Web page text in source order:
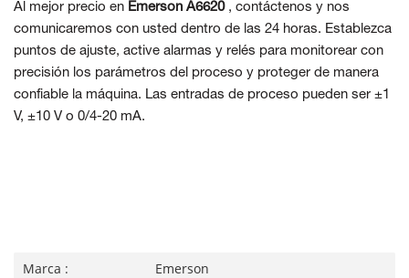
Al mejor precio en Emerson A6620, contáctenos y nos
comunicaremos con usted dentro de las 24 horas. Establezca
puntos de ajuste, active alarmas y relés para monitorear con
precisión los parámetros del proceso y proteger de manera
confiable la máquina. Las entradas de proceso pueden ser ±1
V, ±10 V o 0/4-20 mA.
Marca :
Emerson